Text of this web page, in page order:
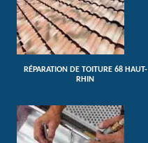
RÉPARATION DE TOITURE 68 HAUT-
RHIN